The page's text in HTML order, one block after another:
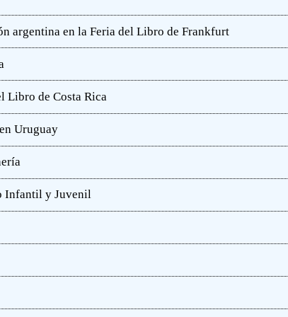
argentina en la Feria del Libro de Frankfurt
Libro de Costa Rica
Uruguay
Infantil y Juvenil